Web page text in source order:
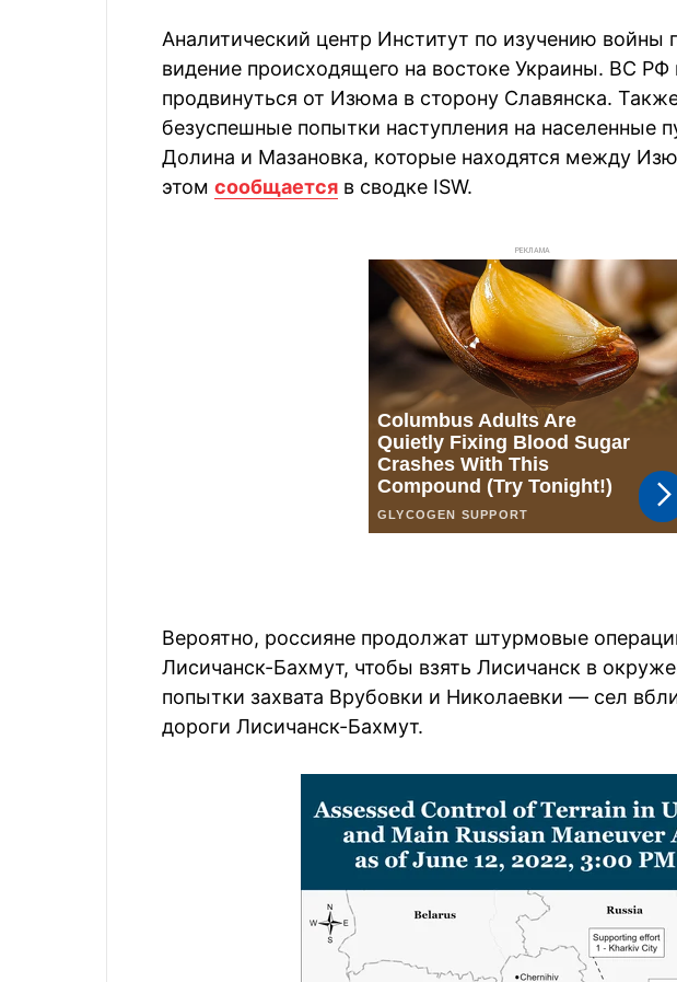
Аналитический центр Институт по изучению войны
видение происходящего на востоке Украины. ВС РФ
продвинуться от Изюма в сторону Славянска.
безуспешные попытки наступления на населенные
Долина и Мазановка, которые находятся между
этом сообщается в сводке ISW.
РЕКЛАМА
Вероятно, россияне продолжат штурмовые
Лисичанск-Бахмут, чтобы взять Лисичанск в
попытки захвата Врубовки и Николаевки — сел
дороги Лисичанск-Бахмут.